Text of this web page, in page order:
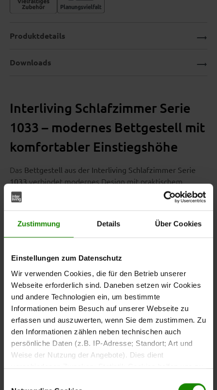
Zustimmung Details Über Cookies
Einstellungen zum Datenschutz
Wir verwenden Cookies, die für den Betrieb unserer
Webseite erforderlich sind. Daneben setzen wir Cookies
und andere Technologien ein, um bestimmte
Informationen beim Besuch auf unserer Webseite zu
erfassen und auszuwerten, wenn Sie dem zustimmen. Zu
den Informationen zählen neben technischen auch
persönliche Daten (z.B. IP-Adresse; Standort; Art und
Weise der Nutzung der Angebote). Dies dient
verschiedenen Zwecken: Statistik Cookies helfen uns zu
Interliving Schlafzimmer Serie
1033 – modernes Bettgestell mit
komfortabler Einstiegshöhe
Das Bettgestell aus der Interliving Schlafzimmer Serie
1033verbindet modernes Design mit praktischem
Komfort für deinen Alltag.
Weiße Oberflächenund eine
weiße Glaseinlage im Kopfteil
sorgen für eine helle und
Winkelfüßesetzen dezente Kontraste und geben dem
Bett einen stabilen Stand.
Viel Platz und angenehmer
Komfort
Mit einerLiegefläche von ca. 180 x 200 cm (BxL)bietet
das Bett viel Platz für zwei Personen. Die Gesamtmaße
betragen ca. 189 x 97 x 209 cm (BxHxL).
Produktdetails
Downloads